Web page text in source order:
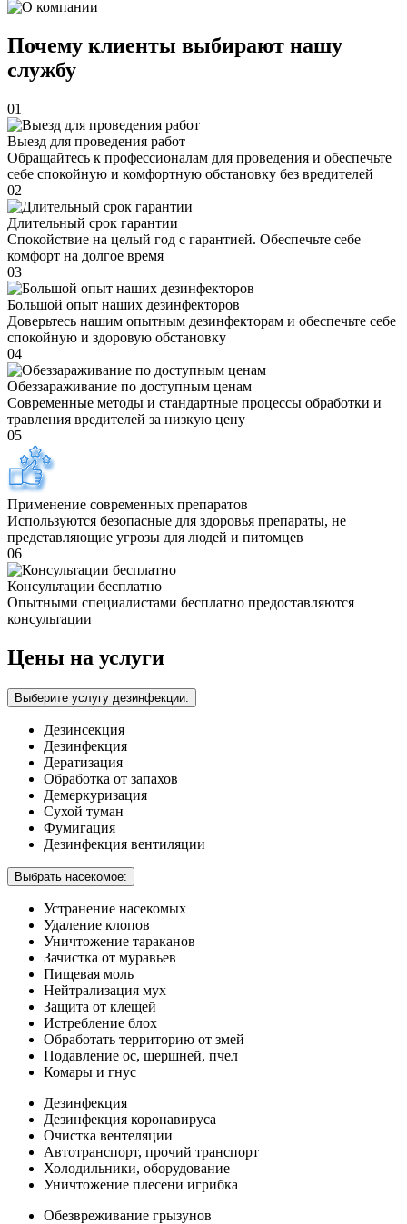
Почему клиенты выбирают нашу
службу
01
Выезд для проведения работ
Обращайтесь к профессионалам для проведения и обеспечьте
себе спокойную и комфортную обстановку без вредителей
02
Длительный срок гарантии
Спокойствие на целый год с гарантией. Обеспечьте себе
комфорт на долгое время
03
Большой опыт наших дезинфекторов
Доверьтесь нашим опытным дезинфекторам и обеспечьте себе
спокойную и здоровую обстановку
04
Обеззараживание по доступным ценам
Современные методы и стандартные процессы обработки и
травления вредителей за низкую цену
05
Применение современных препаратов
Используются безопасные для здоровья препараты, не
представляющие угрозы для людей и питомцев
06
Консультации бесплатно
Опытными специалистами бесплатно предоставляются
консультации
Цены на услуги
Выберите услугу дезинфекции:
Дезинсекция
Дезинфекция
Дератизация
Обработка от запахов
Демеркуризация
Сухой туман
Фумигация
Дезинфекция вентиляции
Выбрать насекомое:
Устранение насекомых
Удаление клопов
Уничтожение тараканов
Зачистка от муравьев
Пищевая моль
Нейтрализация мух
Защита от клещей
Истребление блох
Обработать территорию от змей
Подавление ос, шершней, пчел
Комары и гнус
Дезинфекция
Дезинфекция коронавируса
Очистка вентеляции
Автотранспорт, прочий транспорт
Холодильники, оборудование
Уничтожение плесени игрибка
Обезвреживание грызунов